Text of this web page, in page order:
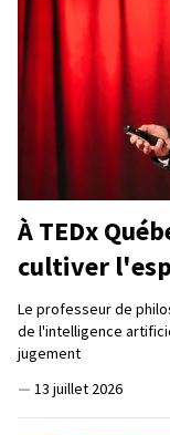
À TEDx
cultiver
Le professeur de
de l'intelligence
jugement
— 13 juillet 2026